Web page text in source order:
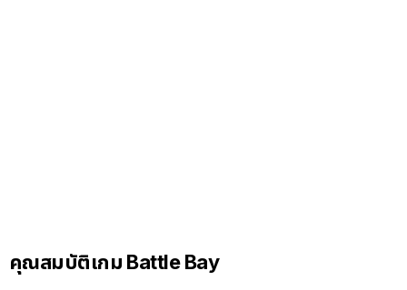
คุณสมบัติเกม Battle Bay